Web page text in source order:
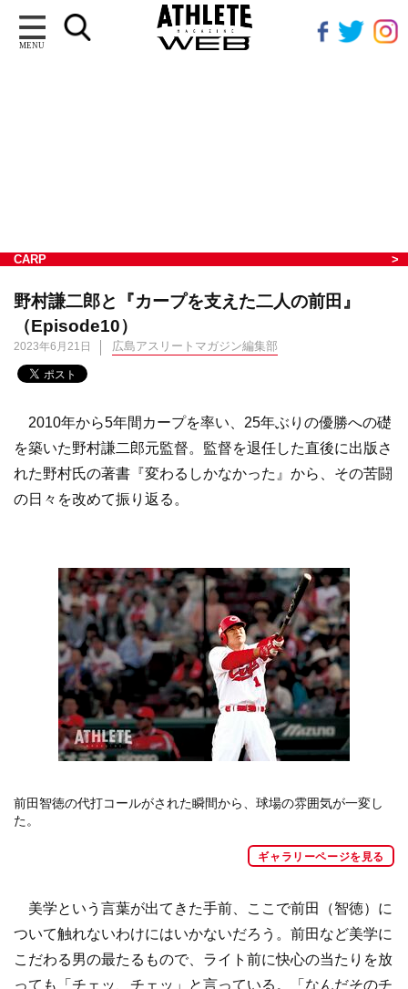
MENU
CARP
野村謙二郎と『カープを支えた二人の前田』
（Episode10）
2023年6月21日 広島アスリートマガジン編集部
2010年から5年間カープを率い、25年ぶりの優勝への礎
を築いた野村謙二郎元監督。監督を退任した直後に出版さ
れた野村氏の著書『変わるしかなかった』から、その苦闘
の日々を改めて振り返る。
前田智徳の代打コールがされた瞬間から、球場の雰囲気が一変し
た。
ギャラリーページを見る
美学という言葉が出てきた手前、ここで前田（智徳）に
ついて触れないわけにはいかないだろう。前田など美学に
こだわる男の最たるもので、ライト前に快心の当たりを放
っても「チェッ、チェッ」と言っている。「なんだそのチ